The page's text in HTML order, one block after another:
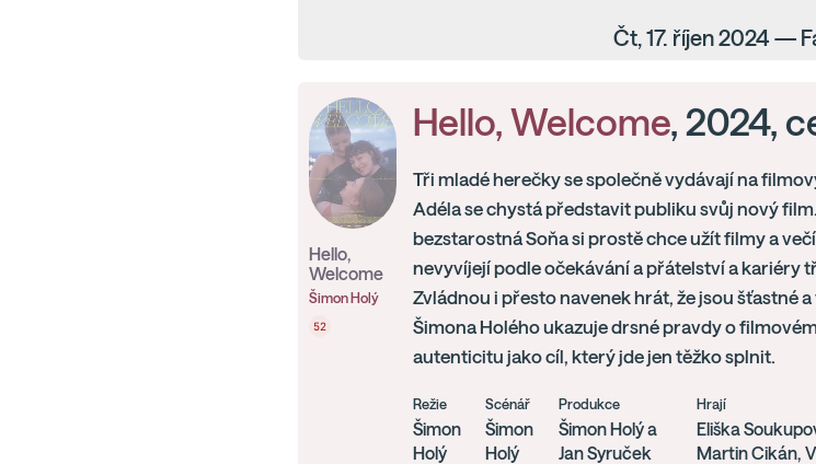
Čt, 17. říjen 2024 —
Hello,
Welcome
Šimon Holý
52
Hello, Welcome, 2024,
Tři mladé herečky se společně vydávají na
Adéla se chystá představit publiku svůj nový
bezstarostná Soňa si prostě chce užít filmy a
nevyvíjejí podle očekávání a přátelství a kariéry
Zvládnou i přesto navenek hrát, že jsou šťastné
Šimona Holého ukazuje drsné pravdy o
autenticitu jako cíl, který jde jen těžko splnit.
Režie
Šimon
Holý
Scénář
Šimon
Holý
Produkce
Šimon Holý a
Jan Syruček
Hrají
Eliška
Martin Cikán,